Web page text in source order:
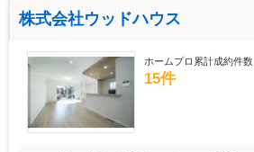
株式会社ウッドハウス
ホームプロ累計成約件数
15件